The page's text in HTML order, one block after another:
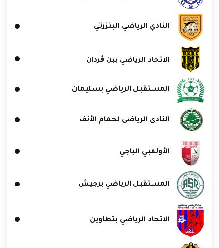
النادي الرياضي البنزرتي
الاتحاد الرياضي ببن ڨردان
المستقبل الرياضي بسليمان
النادي الرياضي لحمام الأنف
الأولمبي الباجي
المستقبل الرياضي برجيش
الاتحاد الرياضي بتطاوين